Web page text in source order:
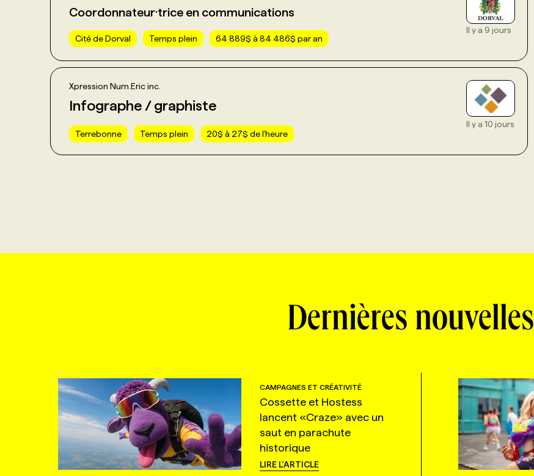
Coordonnateur·trice en communications
Cité de Dorval Temps plein 64 889$ à 84 486$ par an
Il y a 9 jours
Xpression Num.Eric inc.
Infographe / graphiste
Terrebonne Temps plein 20$ à 27$ de l'heure
Il y a 10 jours
Dernières nouvelles
CAMPAGNES ET CRÉATIVITÉ
Cossette et Hostess
lancent «Craze» avec un
saut en parachute
historique
LIRE L'ARTICLE